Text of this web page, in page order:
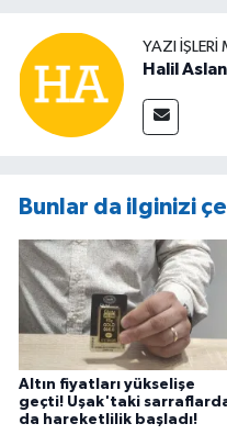
YAZI İŞLERİ
Halil Aslan
Bunlar da ilginizi
Altın fiyatları yükselişe
geçti! Uşak'taki
da hareketlilik başladı!